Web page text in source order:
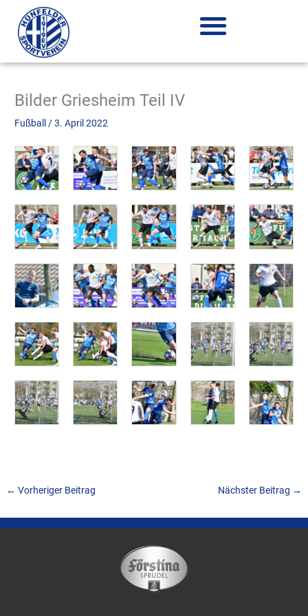
Inhalt
springen
Bilder Griesheim Teil IV
Fußball /3. April 2022
← Vorheriger Beitrag Nächster Beitrag →